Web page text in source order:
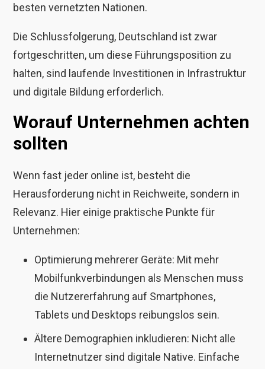
besten vernetzten Nationen.
Die Schlussfolgerung, Deutschland ist zwar
fortgeschritten, um diese Führungsposition zu
halten, sind laufende Investitionen in Infrastruktur
und digitale Bildung erforderlich.
Worauf Unternehmen achten
sollten
Wenn fast jeder online ist, besteht die
Herausforderung nicht in Reichweite, sondern in
Relevanz. Hier einige praktische Punkte für
Unternehmen:
Optimierung mehrerer Geräte: Mit mehr
Mobilfunkverbindungen als Menschen muss
die Nutzererfahrung auf Smartphones,
Tablets und Desktops reibungslos sein.
Ältere Demographien inkludieren: Nicht alle
Internetnutzer sind digitale Native. Einfache